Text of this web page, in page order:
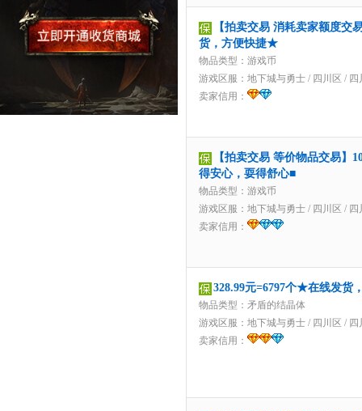
【拍卖交易 消耗卖家额度交
货，方便快捷★
物品类型：游戏币
游戏区服： 地下城与勇士 / 四川区 / 四
卖家信用：
【拍卖交易 等价物品交易】
得安心，耍得舒心■
物品类型：游戏币
游戏区服： 地下城与勇士 / 四川区 / 四
卖家信用：
328.99元=6797个★在线发货
物品类型：矛盾的结晶体
游戏区服： 地下城与勇士 / 四川区 / 四
卖家信用：